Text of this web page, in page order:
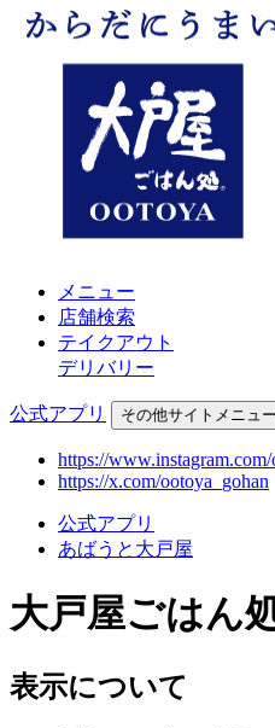
メニュー
店舗検索
テイクアウト
デリバリー
公式アプリ その他サイトメニュー
https://
https://x.com/ootoya_gohan
公式アプリ
あばうと大戸屋
大戸屋ごはん
表示について